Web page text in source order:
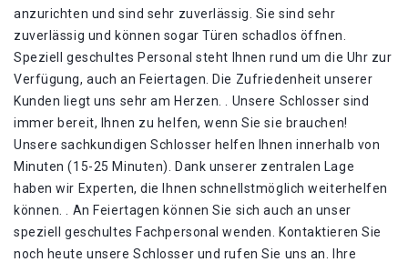
anzurichten und sind sehr zuverlässig. Sie sind sehr
zuverlässig und können sogar Türen schadlos öffnen.
Speziell geschultes Personal steht Ihnen rund um die Uhr zur
Verfügung, auch an Feiertagen. Die Zufriedenheit unserer
Kunden liegt uns sehr am Herzen. . Unsere Schlosser sind
immer bereit, Ihnen zu helfen, wenn Sie sie brauchen!
Unsere sachkundigen Schlosser helfen Ihnen innerhalb von
Minuten (15-25 Minuten). Dank unserer zentralen Lage
haben wir Experten, die Ihnen schnellstmöglich weiterhelfen
können. . An Feiertagen können Sie sich auch an unser
speziell geschultes Fachpersonal wenden. Kontaktieren Sie
noch heute unsere Schlosser und rufen Sie uns an. Ihre